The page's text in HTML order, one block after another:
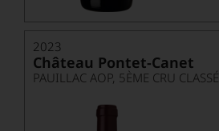
2023
Château Pontet-Canet
PAUILLAC AOP, 5ÈME CRU CLASSÉ